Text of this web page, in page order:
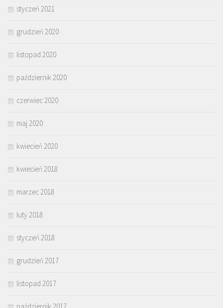
styczeń 2021
grudzień 2020
listopad 2020
październik 2020
czerwiec 2020
maj 2020
kwiecień 2020
kwiecień 2018
marzec 2018
luty 2018
styczeń 2018
grudzień 2017
listopad 2017